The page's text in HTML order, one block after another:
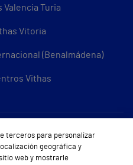
Valencia Turia
Vitoria
(Benalmádena)
Vithas
somos
terceros para personalizar
geográfica y
web y mostrarle